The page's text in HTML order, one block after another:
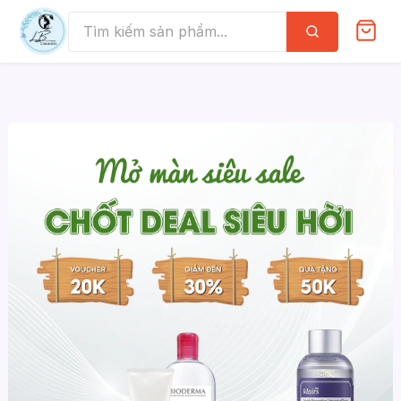
Skip
content
Tìm
kiếm